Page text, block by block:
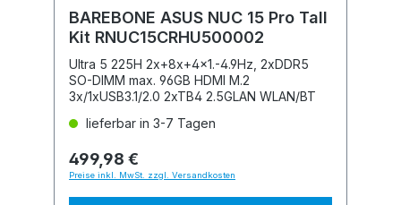
BAREBONE ASUS NUC 15 Pro Tall
Kit RNUC15CRHU500002
Ultra 5 225H 2x+8x+4x1.-4.9Hz, 2xDDR5
SO-DIMM max. 96GB HDMI M.2
3x/1xUSB3.1/2.0 2xTB4 2.5GLAN WLAN/BT
lieferbar in 3-7 Tagen
499,98 €
Preise inkl. MwSt. zzgl. Versandkosten